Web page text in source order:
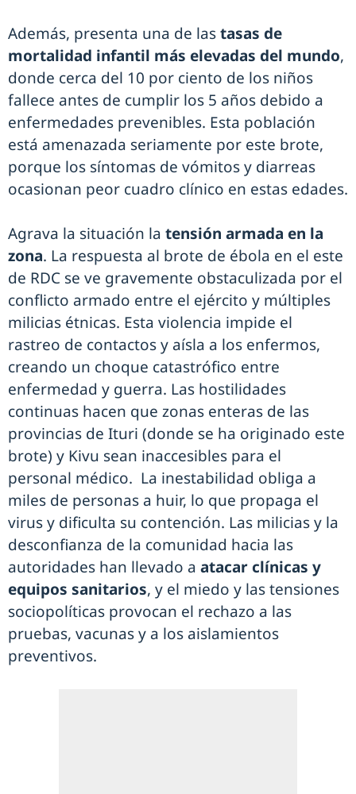
Además, presenta una de lastasas de
mortalidad infantil más elevadas del mundo,
donde cerca del 10 por ciento de los niños
fallece antes de cumplir los 5 años debido a
enfermedades prevenibles. Esta población
está amenazada seriamente por este brote,
porque los síntomas de vómitos y diarreas
ocasionan peor cuadro clínico en estas edades.
Agrava la situación la tensión armada en la
zona. La respuesta al brote de ébola en el este
de RDC se ve gravemente obstaculizada por el
conflicto armado entre el ejército y múltiples
milicias étnicas. Esta violencia impide el
rastreo de contactos y aísla a los enfermos,
creando un choque catastrófico entre
enfermedad y guerra. Las hostilidades
continuas hacen que zonas enteras de las
provincias de Ituri (donde se ha originado este
brote) y Kivu sean inaccesibles para el
personal médico. La inestabilidad obliga a
miles de personas a huir, lo que propaga el
virus y dificulta su contención. Las milicias y la
desconfianza de la comunidad hacia las
autoridades han llevado a atacar clínicas y
equipos sanitarios, y el miedo y las tensiones
sociopolíticas provocan el rechazo a las
pruebas, vacunas y a los aislamientos
preventivos.